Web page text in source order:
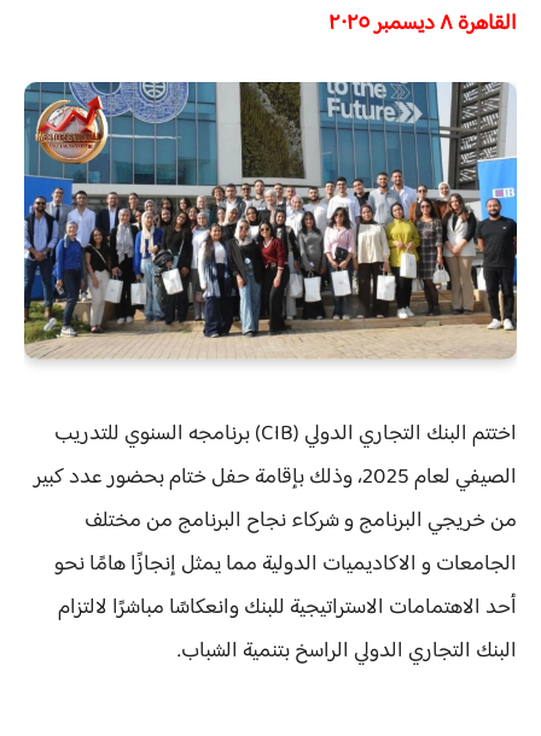
القاهرة ٨ ديسمبر ٢٠٢٥
​اختتم البنك التجاري الدولي (CIB) برنامجه السنوي للتدريب
الصيفي لعام 2025، وذلك بإقامة حفل ختام بحضور عدد كبير
من خريجي البرنامج و شركاء نجاح البرنامج من مختلف
الجامعات و الاكاديميات الدولية مما يمثل إنجازًا هامًا نحو
أحد الاهتمامات الاستراتيجية للبنك وانعكاسًا مباشرًا لالتزام
البنك التجاري الدولي الراسخ بتنمية الشباب.